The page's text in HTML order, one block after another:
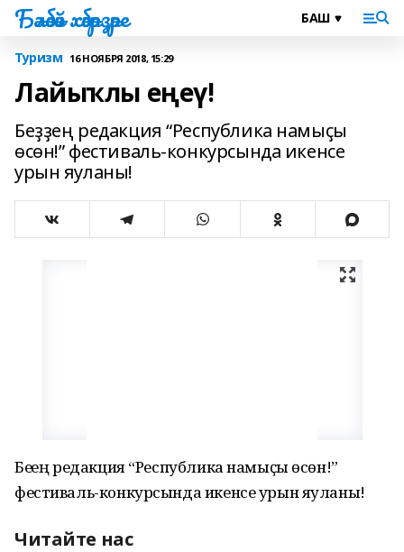
Бәләбәй хәбәрҙәре
Туризм 16 НОЯБРЯ 2018, 15:29
Лайыҡлы еңеү!
Беҙҙең редакция “Республика намыҫы
өсөн!” фестиваль-конкурсында икенсе
урын яуланы!
Беҙҙең редакция “Республика намыҫы өсөн!”
фестиваль-конкурсында икенсе урын яуланы!
Читайте нас